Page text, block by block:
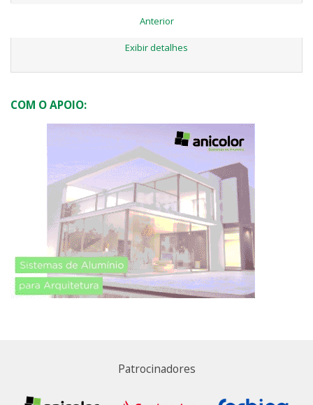
Anterior
Exibir detalhes
COM O APOIO:
Patrocinadores